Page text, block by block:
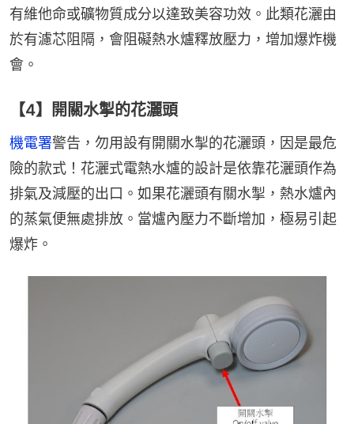
有維他命或礦物質成分以達致美容功效。此類花灑由
於有濾芯阻隔，會阻礙熱水爐釋放壓力，增加爆炸機
會。
【4】開關水掣的花灑頭
機電署警告，勿用設有開關水掣的花灑頭，因是最危
險的款式！花灑式電熱水爐的設計是依靠花灑頭作為
排氣及減壓的出口。如果花灑頭有關水掣，熱水爐內
的蒸氣便無處排放。當爐內壓力不斷增加，極易引起
爆炸。